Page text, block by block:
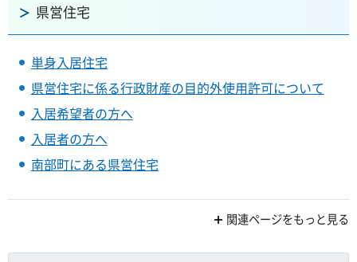
県営住宅
単身入居住宅
県営住宅に係る行政財産の目的外使用許可について
入居希望者の方へ
入居者の方へ
南部町にある県営住宅
関連ページをもっと見る